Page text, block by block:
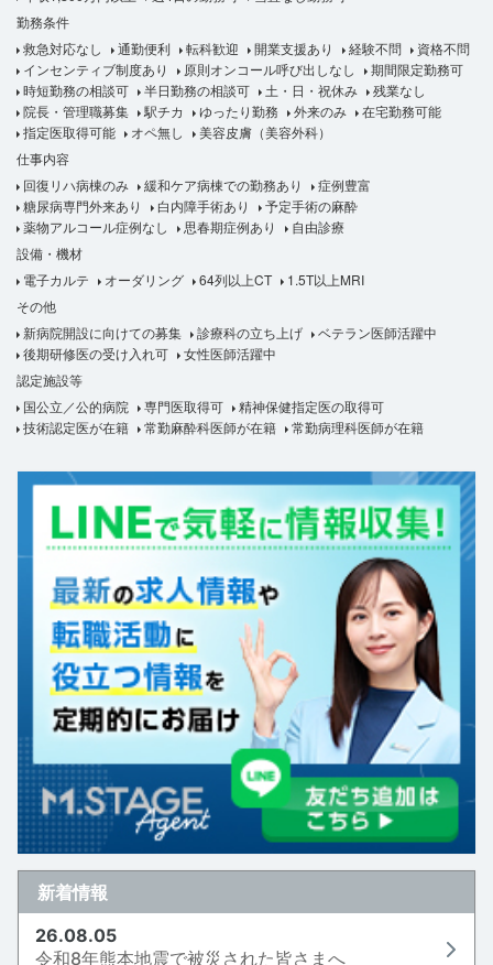
勤務条件
救急対応なし
通勤便利 転科歓迎 開業支援あり 経験不問
資格不問
インセンティブ制度あり
原則オンコール呼び出しなし
期間限定勤務可
時短勤務の相談可
半日勤務の相談可 土・日・祝休み
残業なし
院長・管理職募集
駅チカ ゆったり勤務 外来のみ
在宅勤務可能
指定医取得可能
オペ無し
美容皮膚（美容外科）
仕事内容
回復リハ病棟のみ
緩和ケア病棟での勤務あり
症例豊富
糖尿病専門外来あり
白内障手術あり
予定手術の麻酔
薬物アルコール症例なし
思春期症例あり
自由診療
設備・機材
電子カルテ
オーダリング 64列以上CT
1.5T以上MRI
その他
新病院開設に向けての募集
診療科の立ち上げ
ベテラン医師活躍中
後期研修医の受け入れ可
女性医師活躍中
認定施設等
国公立／公的病院
専門医取得可
精神保健指定医の取得可
技術認定医が在籍
常勤麻酔科医師が在籍 常勤病理科医師が在籍
新着情報
26.08.05
令和8年熊本地震で被災された皆さまへ